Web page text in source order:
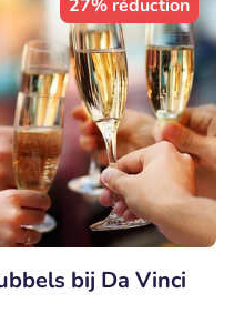
27% réduction
bij Da Vinci